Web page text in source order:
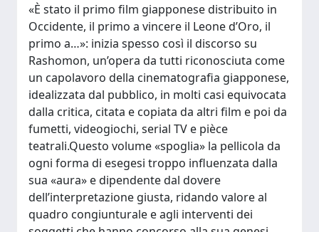
«È stato il primo film giapponese distribuito in
Occidente, il primo a vincere il Leone d’Oro, il
primo a…»: inizia spesso così il discorso su
Rashomon, un’opera da tutti riconosciuta come
un capolavoro della cinematografia giapponese,
idealizzata dal pubblico, in molti casi equivocata
dalla critica, citata e copiata da altri film e poi da
fumetti, videogiochi, serial TV e pièce
teatrali.Questo volume «spoglia» la pellicola da
ogni forma di esegesi troppo influenzata dalla
sua «aura» e dipendente dal dovere
dell’interpretazione giusta, ridando valore al
quadro congiunturale e agli interventi dei